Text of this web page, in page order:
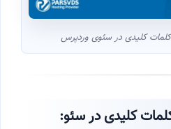
کلیدی در سئوی وردپرس
کلیدی در سئو: